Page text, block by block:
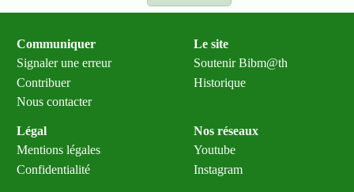
Communiquer
Signaler une erreur
Contribuer
Nous contacter
Le site
Soutenir Bibm@th
Historique
Légal
Mentions légales
Confidentialité
Nos réseaux
Youtube
Instagram